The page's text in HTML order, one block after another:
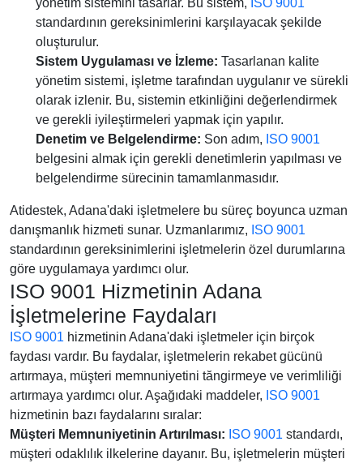
yönetim sistemini tasarlar. Bu sistem, ISO 9001
standardının gereksinimlerini karşılayacak şekilde
oluşturulur.
Sistem Uygulaması ve İzleme: Tasarlanan kalite
yönetim sistemi, işletme tarafından uygulanır ve sürekli
olarak izlenir. Bu, sistemin etkinliğini değerlendirmek
ve gerekli iyileştirmeleri yapmak için yapılır.
Denetim ve Belgelendirme: Son adım, ISO 9001
belgesini almak için gerekli denetimlerin yapılması ve
belgelendirme sürecinin tamamlanmasıdır.
Atidestek, Adana'daki işletmelere bu süreç boyunca uzman
danışmanlık hizmeti sunar. Uzmanlarımız, ISO 9001
standardının gereksinimlerini işletmelerin özel durumlarına
göre uygulamaya yardımcı olur.
ISO 9001 Hizmetinin Adana
İşletmelerine Faydaları
ISO 9001 hizmetinin Adana'daki işletmeler için birçok
faydası vardır. Bu faydalar, işletmelerin rekabet gücünü
artırmaya, müşteri memnuniyetini tăngirmeye ve verimliliği
artırmaya yardımcı olur. Aşağıdaki maddeler, ISO 9001
hizmetinin bazı faydalarını sıralar:
Müşteri Memnuniyetinin Artırılması: ISO 9001 standardı,
müşteri odaklılık ilkelerine dayanır. Bu, işletmelerin müşteri